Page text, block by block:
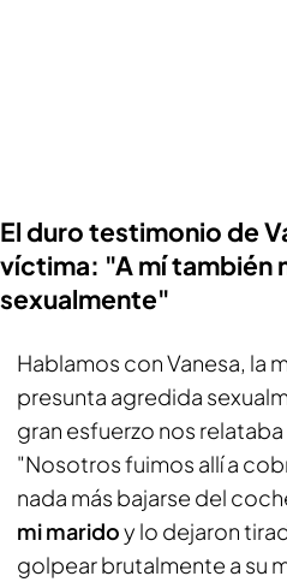
El duro testimonio de
víctima: "A mí también
sexualmente"
Hablamos con Vanesa, la
presunta agredida
gran esfuerzo nos
"Nosotros fuimos allí a
nada más bajarse del
mi maridoy lo dejaron
golpear brutalmente a su